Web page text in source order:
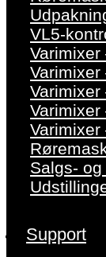
VL5-
Varimixer
Varimixer
Varimixer
Salgs-
Support